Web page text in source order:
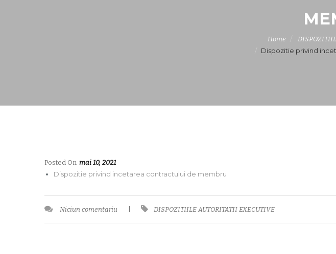
Home
Dispozitie privind
Posted On mai 10, 2021
Dispozitie privind incetarea contractului de membru
Niciun comentariu DISPOZITIILE AUTORITATII EXECUTIVE